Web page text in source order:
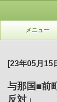
メニュー
[23年05月15
与那国■前
反対」